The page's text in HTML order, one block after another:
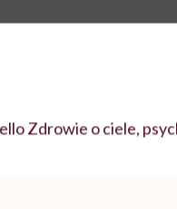
Zdrowie o ciele,